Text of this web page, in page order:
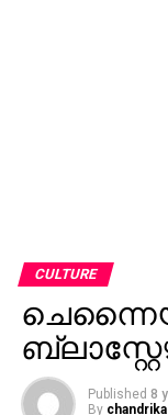
CULTURE
Published 8
By chandrika